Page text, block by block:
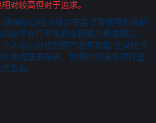
对较高但对于追求。
保你已经下载并安装了常熟零距离的
该平台打开常熟零距离应用或网站，
人中心并找到房产发布功能 登录账号
像或登录按钮，使用你的账号进行登
击右。